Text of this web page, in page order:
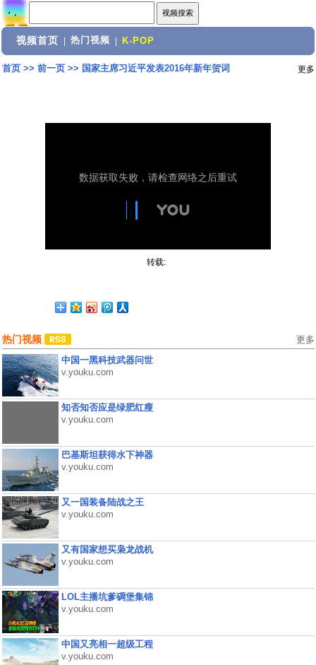
视频首页 热门视频 K-POP
首页>> 前一页>> 国家主席习近平发表2016年新年贺词 更多
转载:
热门视频 更多
中国一黑科技武器问世
v.youku.com
知否知否应是绿肥红瘦
v.youku.com
巴基斯坦获得水下神器
v.youku.com
又一国装备陆战之王
v.youku.com
又有国家想买枭龙战机
v.youku.com
LOL主播坑爹碉堡集锦
v.youku.com
中国又亮相一超级工程
v.youku.com